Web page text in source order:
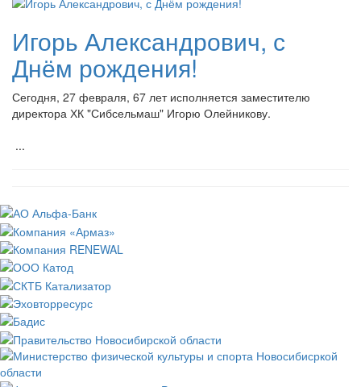
Игорь Александрович, с
Днём рождения!
Сегодня, 27 февраля, 67 лет исполняется заместителю
директора ХК "Сибсельмаш" Игорю Олейникову.
...